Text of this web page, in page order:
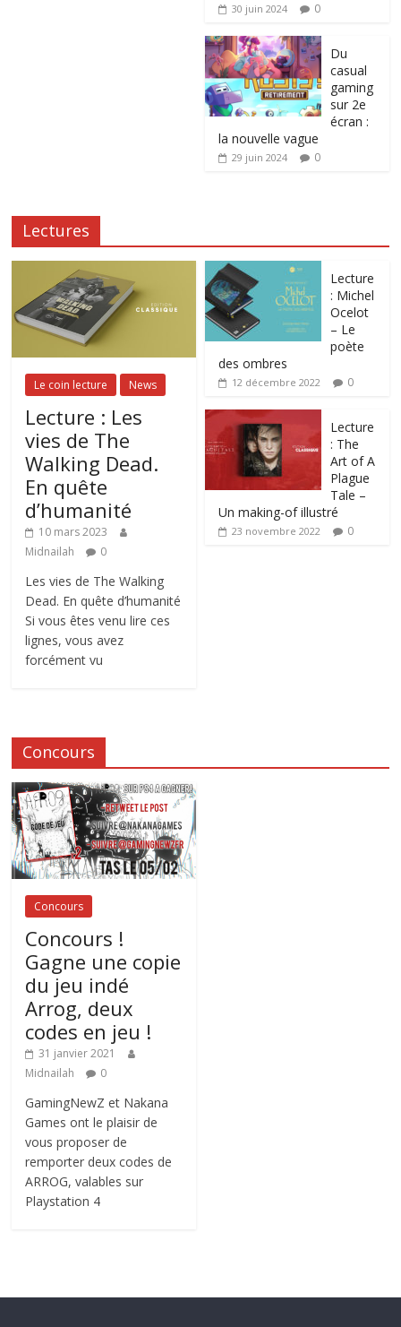
30 juin 2024 0
Du
casual
gaming
sur 2e
écran :
la nouvelle vague
29 juin 2024 0
Lectures
Le coin lecture News
Lecture : Les
vies de The
Walking Dead.
En quête
d’humanité
10 mars 2023
Midnailah
0
Les vies de The Walking
Dead. En quête d’humanité
Si vous êtes venu lire ces
lignes, vous avez
forcément vu
Lecture
: Michel
Ocelot
– Le
poète
des ombres
12 décembre 2022 0
Lecture
: The
Art of A
Plague
Tale –
Un making-of illustré
23 novembre 2022 0
Concours
Concours
Concours !
Gagne une copie
du jeu indé
Arrog, deux
codes en jeu !
31 janvier 2021
Midnailah
0
GamingNewZ et Nakana
Games ont le plaisir de
vous proposer de
remporter deux codes de
ARROG, valables sur
Playstation 4